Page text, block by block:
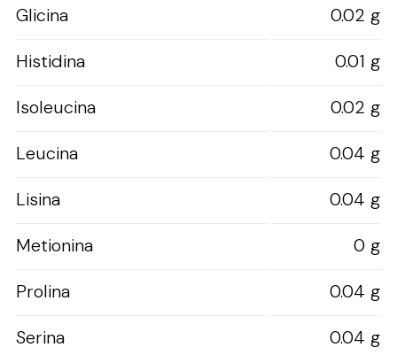
Glicina
0.02 g
Histidina
0.01 g
Isoleucina
0.02 g
Leucina
0.04 g
Lisina
0.04 g
Metionina
0 g
Prolina
0.04 g
Serina
0.04 g